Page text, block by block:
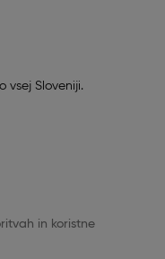
vsej Sloveniji.
in koristne